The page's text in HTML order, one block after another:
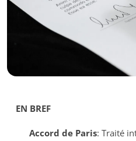
EN BREF
Accord de Paris: Traité